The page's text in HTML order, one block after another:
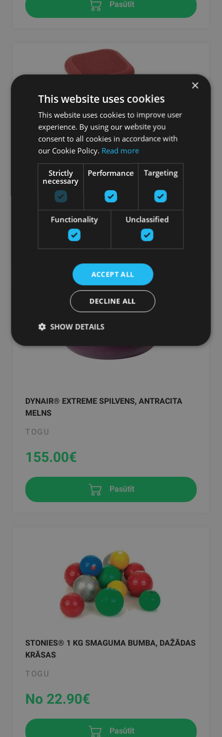
Pasūtīt
SPILVENS,DAŽĀDAS KRĀSAS
No 41.90€
Pasūtīt
DYNAIR® EXTREME SPILVENS, ANTRACITA
MELNS
TOGU
155.00€
Pasūtīt
STONIES® 1 KG SMAGUMA BUMBA, DAŽĀDAS
KRĀSAS
TOGU
No 22.90€
Pasūtīt
×
This website uses cookies
This website uses cookies to improve user
experience. By using our website you
consent to all cookies in accordance with
our Cookie Policy. Read more
Strictly
necessary
Performance Targeting
Functionality Unclassified
ACCEPT ALL
DECLINE ALL
SHOW DETAILS